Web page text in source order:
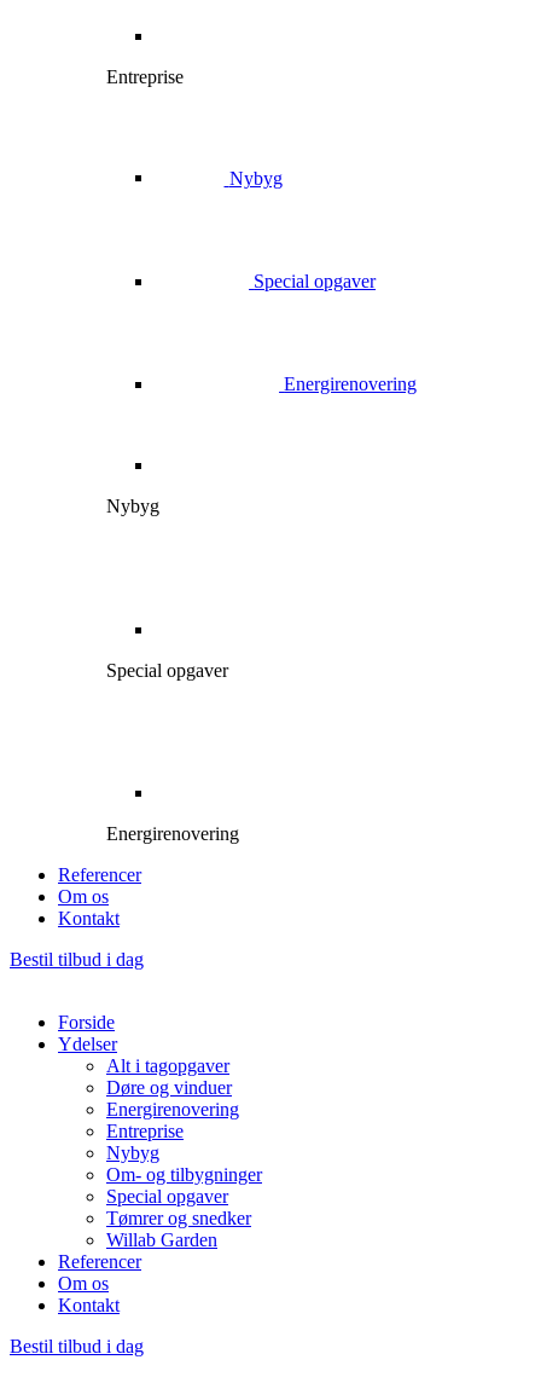
Entreprise
Nybyg
Special opgaver
Energirenovering
Nybyg
Special opgaver
Energirenovering
Referencer
Om os
Kontakt
Bestil tilbud i dag
Forside
Ydelser
Alt i tagopgaver
Døre og vinduer
Energirenovering
Entreprise
Nybyg
Om- og tilbygninger
Special opgaver
Tømrer og snedker
Willab Garden
Referencer
Om os
Kontakt
Bestil tilbud i dag